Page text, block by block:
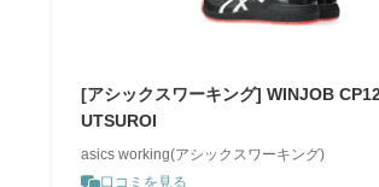
[アシックスワーキング] WINJOB
UTSUROI
asics working(アシックスワーキング)
口コミを見る